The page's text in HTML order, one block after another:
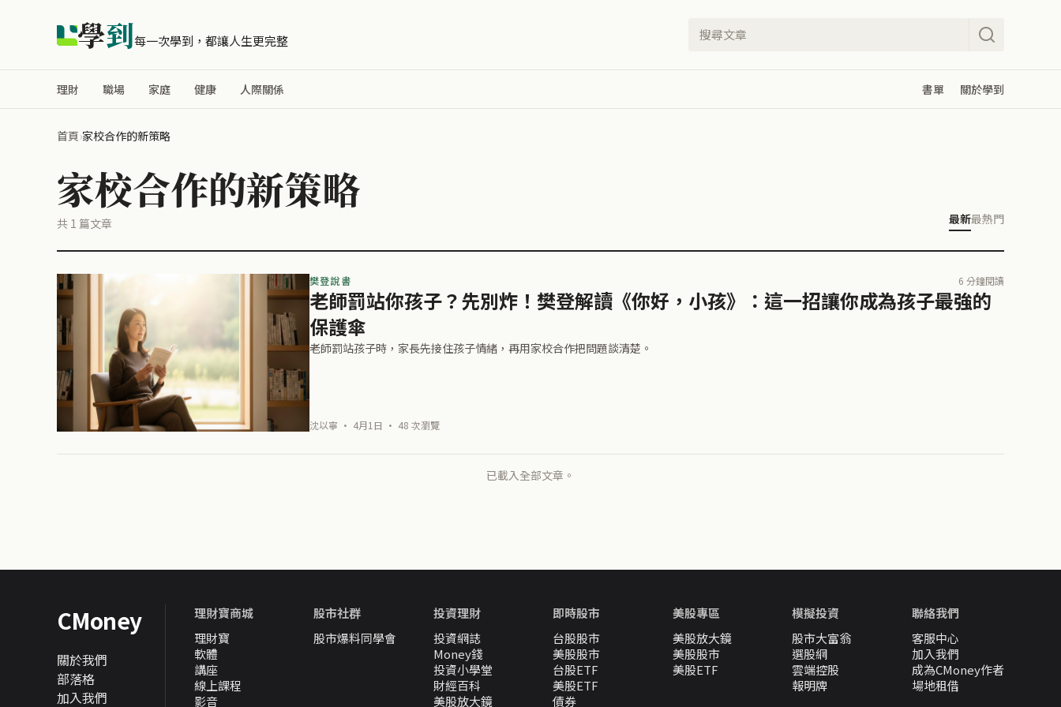
學到每一次學到，都讓人生更完整
理財 職場 家庭 健康 人際關係 書單 關於學到
首頁›家校合作的新策略
家校合作的新策略
共 1 篇文章 最新最熱門
樊登說書 6 分鐘閱讀
老師罰站你孩子？先別炸！樊登解讀《你好，小孩》：這一招讓你成為孩子最強的
保護傘
老師罰站孩子時，家長先接住孩子情緒，再用家校合作把問題談清楚。
沈以寧 · 4月1日 · 48 次瀏覽
已載入全部文章。
CMoney
關於我們
部落格
加入我們
理財寶商城
理財寶
軟體
講座
線上課程
影音
股市社群
股市爆料同學會
投資理財
投資網誌
Money錢
投資小學堂
財經百科
美股放大鏡
即時股市
台股股市
美股股市
台股ETF
美股ETF
債券
美股專區
美股放大鏡
美股股市
美股ETF
模擬投資
股市大富翁
選股網
雲端控股
報明牌
聯絡我們
客服中心
加入我們
成為CMoney作者
場地租借